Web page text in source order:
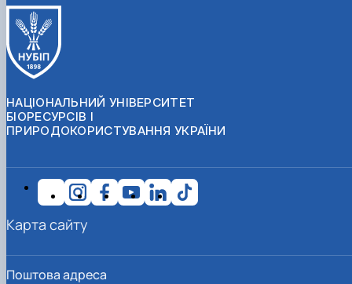
НАЦІОНАЛЬНИЙ УНІВЕРСИТЕТ
БІОРЕСУРСІВ І
ПРИРОДОКОРИСТУВАННЯ УКРАЇНИ
Поштова адреса
Карта сайту